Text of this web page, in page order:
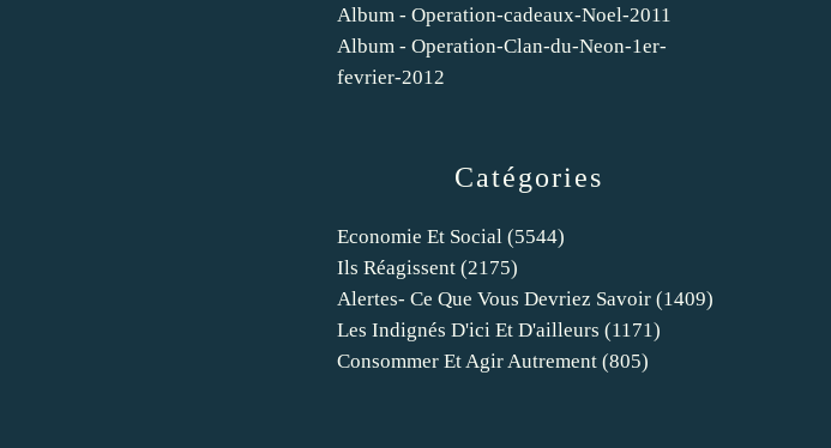
Catégories
Economie Et Social (5544)
Ils Réagissent (2175)
Alertes- Ce Que Vous Devriez Savoir (1409)
Les Indignés D'ici Et D'ailleurs (1171)
Consommer Et Agir Autrement (805)
Album - Operation-cadeaux-Noel-2011
Album - Operation-Clan-du-Neon-1er-
fevrier-2012